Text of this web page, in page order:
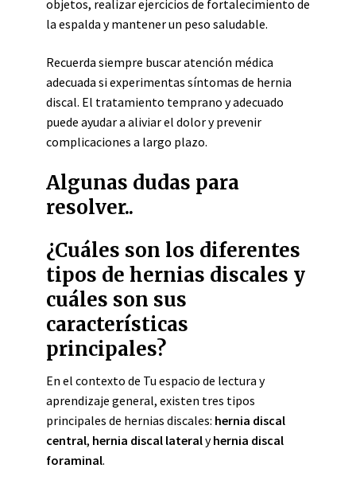
objetos, realizar ejercicios de fortalecimiento de
la espalda y mantener un peso saludable.
Recuerda siempre buscar atención médica
adecuada si experimentas síntomas de hernia
discal. El tratamiento temprano y adecuado
puede ayudar a aliviar el dolor y prevenir
complicaciones a largo plazo.
Algunas dudas para
resolver..
¿Cuáles son los diferentes
tipos de hernias discales y
cuáles son sus
características
principales?
En el contexto de Tu espacio de lectura y
aprendizaje general, existen tres tipos
principales de hernias discales: hernia discal
central, hernia discal lateralyhernia discal
foraminal.